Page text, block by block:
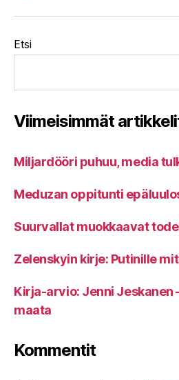
Etsi
Viimeisimmät
Miljardööri puhuu, media
Meduzan oppitunti
Suurvallat muokkaavat
Zelenskyin kirje: Putinille
Kirja-arvio: Jenni Jeskanen
maata
Kommentit